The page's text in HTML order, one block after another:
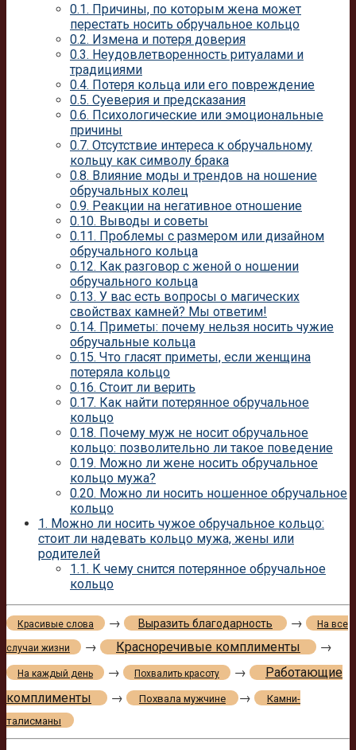
0.1. Причины, по которым жена может
перестать носить обручальное кольцо
0.2. Измена и потеря доверия
0.3. Неудовлетворенность ритуалами и
традициями
0.4. Потеря кольца или его повреждение
0.5. Суеверия и предсказания
0.6. Психологические или эмоциональные
причины
0.7. Отсутствие интереса к обручальному
кольцу как символу брака
0.8. Влияние моды и трендов на ношение
обручальных колец
0.9. Реакции на негативное отношение
0.10. Выводы и советы
0.11. Проблемы с размером или дизайном
обручального кольца
0.12. Как разговор с женой о ношении
обручального кольца
0.13. У вас есть вопросы о магических
свойствах камней? Мы ответим!
0.14. Приметы: почему нельзя носить чужие
обручальные кольца
0.15. Что гласят приметы, если женщина
потеряла кольцо
0.16. Стоит ли верить
0.17. Как найти потерянное обручальное
кольцо
0.18. Почему муж не носит обручальное
кольцо: позволительно ли такое поведение
0.19. Можно ли жене носить обручальное
кольцо мужа?
0.20. Можно ли носить ношенное обручальное
кольцо
1. Можно ли носить чужое обручальное кольцо:
стоит ли надевать кольцо мужа, жены или
родителей
1.1. К чему снится потерянное обручальное
кольцо
Красивые слова → Выразить благодарность → На все
случаи жизни → Красноречивые комплименты →
На каждый день → Похвалить красоту →
Работающие
комплименты
→ Похвала мужчине →
Камни-
талисманы